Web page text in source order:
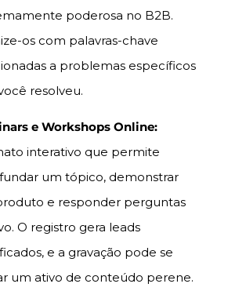
poderosa no B2B.
os com palavras-chave
a problemas específicos
resolveu.
e Workshops Online:
interativo que permite
um tópico, demonstrar
e responder perguntas
O registro gera leads
e a gravação pode se
um ativo de conteúdo perene.